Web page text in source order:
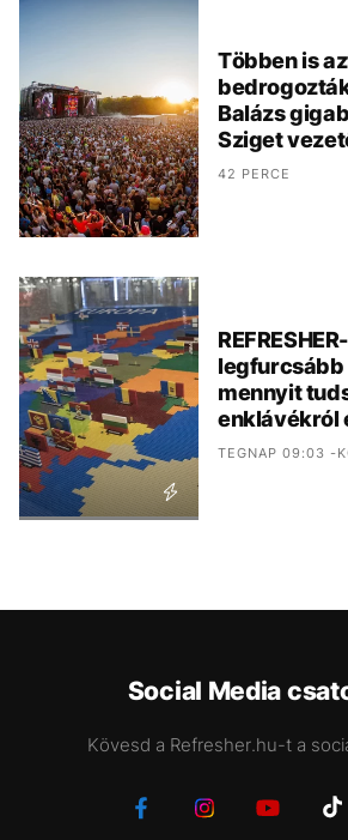
Többen is
Balázs
Sziget
42 PERCE
legfurcsább
mennyit
enklávékról
TEGNAP 09:03 -
Social Media
Kövesd a Refresher.hu-t a